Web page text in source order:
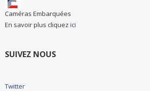
Caméras Embarquées
En savoir plus cliquez ici
SUIVEZ NOUS
Twitter